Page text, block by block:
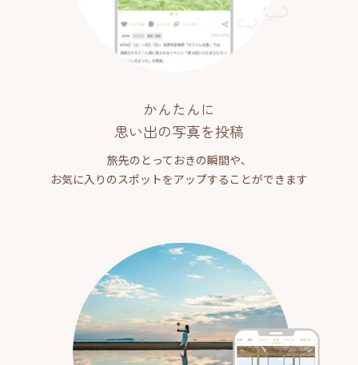
かんたんに
思い出の写真を投稿
旅先のとっておきの瞬間や、
お気に入りのスポットをアップすることができます